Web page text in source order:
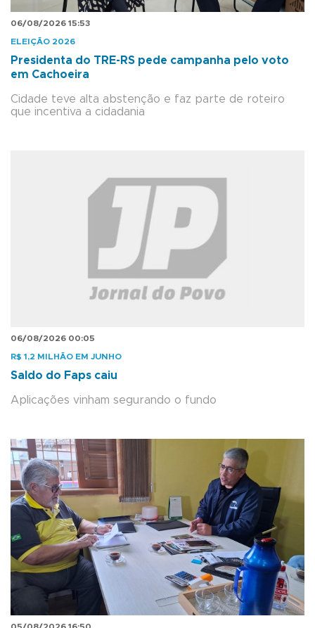
06/08/2026 15:53
ELEIÇÃO 2026
Presidenta do TRE-RS pede campanha pelo voto
em Cachoeira
Cidade teve alta abstenção e faz parte de roteiro
que incentiva a cidadania
06/08/2026 00:05
R$ 1,2 MILHÃO EM JUNHO
Saldo do Faps caiu
Aplicações vinham segurando o fundo
05/08/2026 16:50